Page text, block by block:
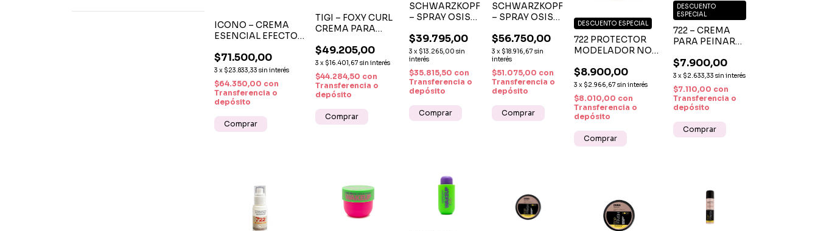
ICONO – CREMA
ESENCIAL EFECTO
HIDRATACIÓN Y
FIRMEZA X 250ML
$71.500,00
3 x $23.833,33 sin interés
$64.350,00 con
Transferencia o
depósito
TIGI – FOXY CURL
CREMA PARA
Y CONTROL DEL
FRIZZ x 200 ML
$49.205,00
3 x $16.401,67 sin interés
$44.284,50 con
Transferencia o
depósito
SCHWARZKOPF
– SPRAY OSIS+
FIJACIÓN
FLEXIBLE 500
ML
$39.795,00
3 x $13.265,00 sin
interés
$35.815,50 con
Transferencia o
depósito
SCHWARZKOPF
– SPRAY OSIS+
FIJACIÓN
EXTRA FUERTE
500 ML
$56.750,00
3 x $18.916,67 sin
interés
$51.075,00 con
Transferencia o
depósito
722 PROTECTOR
MODELADOR NO
$8.900,00
3 x $2.966,67 sin interés
DESCUENTO ESPECIAL
$8.010,00 con
Transferencia o
depósito
722 – CREMA
PARA PEINAR
HIDRATACIÓN
Y CONTROL DEL
FRIZZ
$7.900,00
3 x $2.633,33 sin interés
DESCUENTO
ESPECIAL
$7.110,00 con
Transferencia o
depósito